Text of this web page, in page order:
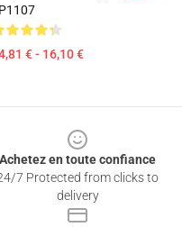
€ - 16,10 €
Achetez en toute confiance
7 Protected from clicks to
delivery